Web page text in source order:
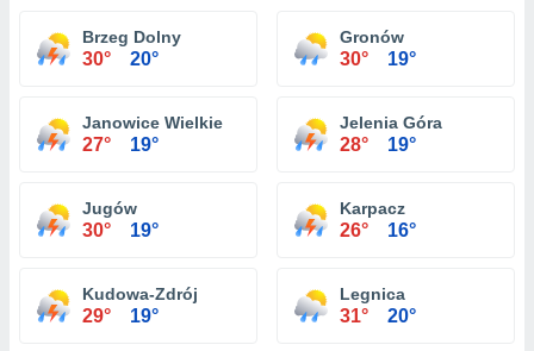
Brzeg Dolny
30° 20°
Gronów
30° 19°
Janowice Wielkie
27° 19°
Jelenia Góra
28° 19°
Jugów
30° 19°
Karpacz
26° 16°
Kudowa-Zdrój
29° 19°
Legnica
31° 20°